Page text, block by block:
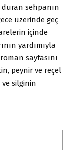
sehpanın
üzerinde geç
içinde
yardımıyla
sayfasını
peynir ve reçel
silginin